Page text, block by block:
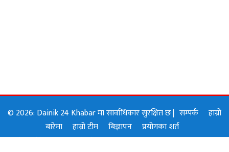
© 2026: Dainik 24 Khabar मा सार्वाधिकार सुरक्षित छ | सम्पर्क
हाम्रो
बारेमा
हाम्रो टीम बिज्ञापन
प्रयोगका शर्त
Designed by: GOJI Solution